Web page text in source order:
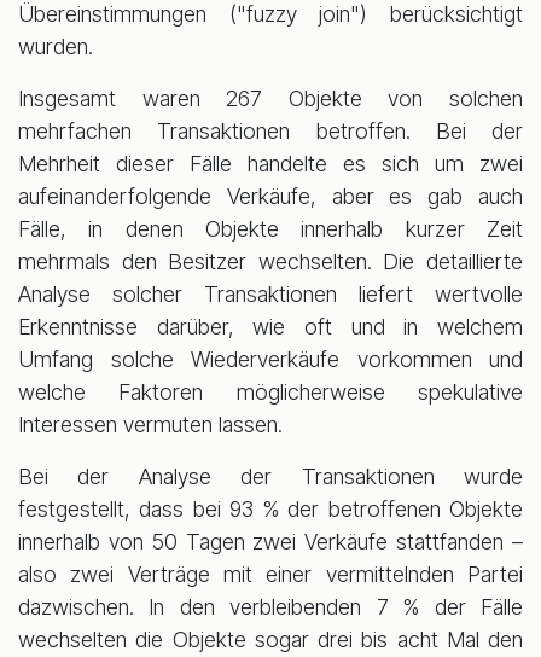
Übereinstimmungen ("fuzzy join") berücksichtigt
wurden.
Insgesamt waren 267 Objekte von solchen
mehrfachen Transaktionen betroffen. Bei der
Mehrheit dieser Fälle handelte es sich um zwei
aufeinanderfolgende Verkäufe, aber es gab auch
Fälle, in denen Objekte innerhalb kurzer Zeit
mehrmals den Besitzer wechselten. Die detaillierte
Analyse solcher Transaktionen liefert wertvolle
Erkenntnisse darüber, wie oft und in welchem
Umfang solche Wiederverkäufe vorkommen und
welche Faktoren möglicherweise spekulative
Interessen vermuten lassen.
Bei der Analyse der Transaktionen wurde
festgestellt, dass bei 93 % der betroffenen Objekte
innerhalb von 50 Tagen zwei Verkäufe stattfanden –
also zwei Verträge mit einer vermittelnden Partei
dazwischen. In den verbleibenden 7 % der Fälle
wechselten die Objekte sogar drei bis acht Mal den